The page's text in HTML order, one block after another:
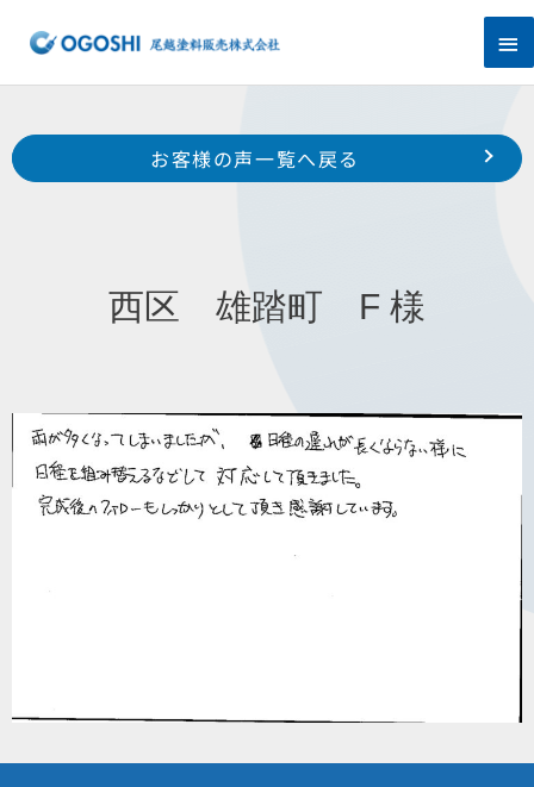
ス
プ
メ
イ
ン
メ
Prev
西区 雄踏町 前田 様
南区 三新町 佐内 様
お客様の声一覧へ戻る
西区 雄踏町 F 様